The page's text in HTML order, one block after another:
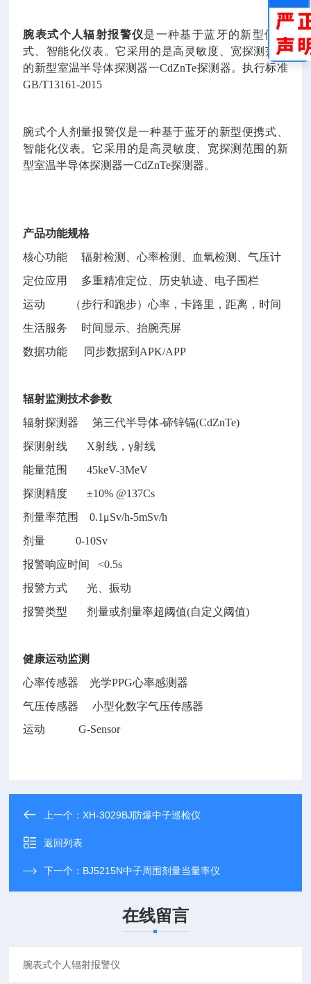
腕表式个人辐射报警仪是一种基于蓝牙的新型便携
式、智能化仪表。它采用的是高灵敏度、宽探测范围
的新型室温半导体探测器一CdZnTe探测器。执行标准
GB/T13161-2015
腕式个人剂量报警仪是一种基于蓝牙的新型便携式、
智能化仪表。它采用的是高灵敏度、宽探测范围的新
型室温半导体探测器一CdZnTe探测器。
产品功能规格
核心功能
辐射检测、心率检测、血氧检测、气压计
定位应用
多重精准定位、历史轨迹、电子围栏
运动
（步行和跑步）心率，卡路里，距离，时间
生活服务
时间显示、抬腕亮屏
数据功能
同步数据到 APK/APP
辐射监测技术参数
辐射探测器
第三代半导体-碲锌镉(CdZnTe)
探测射线
X射线，γ射线
能量范围
45keV-3MeV
探测精度
±10% @137Cs
剂量率范围
0.1μSv/h-5mSv/h
剂量
0-10Sv
报警响应时间
<0.5s
报警方式
光、振动
报警类型
剂量或剂量率超阈值(自定义阈值)
健康运动监测
心率传感器
光学PPG心率感测器
气压传感器
小型化数字气压传感器
运动
G-Sensor
上一个：XH-3029BJ防爆中子巡检仪
返回列表
下一个： BJ5215N中子周围剂量当量率仪
在线留言